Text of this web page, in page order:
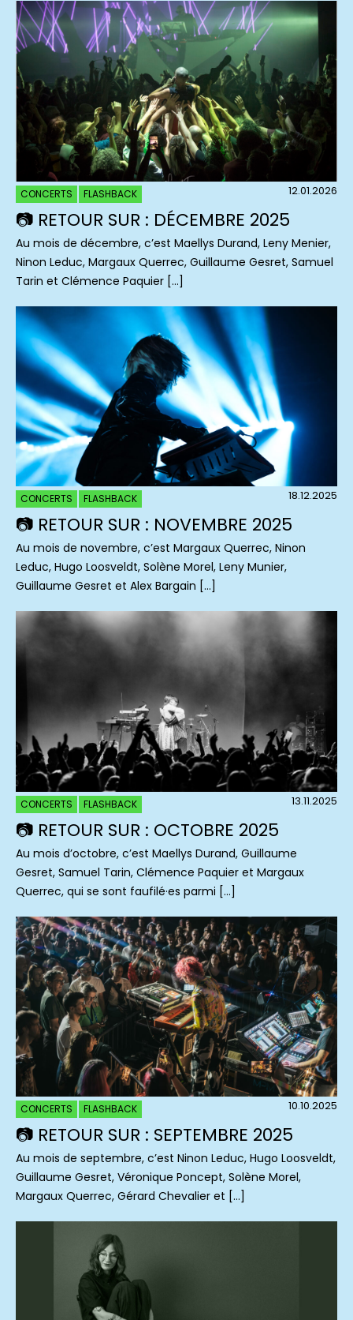
CONCERTS FLASHBACK 12.01.2026
📷 RETOUR SUR : DÉCEMBRE 2025
Au mois de décembre, c’est Maellys Durand, Leny Menier,
Ninon Leduc, Margaux Querrec, Guillaume Gesret, Samuel
Tarin et Clémence Paquier […]
CONCERTS FLASHBACK 18.12.2025
📷 RETOUR SUR : NOVEMBRE 2025
Au mois de novembre, c’est Margaux Querrec, Ninon
Leduc, Hugo Loosveldt, Solène Morel, Leny Munier,
Guillaume Gesret et Alex Bargain […]
CONCERTS FLASHBACK 13.11.2025
📷 RETOUR SUR : OCTOBRE 2025
Au mois d’octobre, c’est Maellys Durand, Guillaume
Gesret, Samuel Tarin, Clémence Paquier et Margaux
Querrec, qui se sont faufilé·es parmi […]
CONCERTS FLASHBACK 10.10.2025
📷 RETOUR SUR : SEPTEMBRE 2025
Au mois de septembre, c’est Ninon Leduc, Hugo Loosveldt,
Guillaume Gesret, Véronique Poncept, Solène Morel,
Margaux Querrec, Gérard Chevalier et […]